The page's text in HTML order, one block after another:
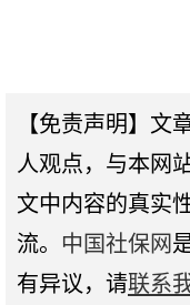
【免责声明】文
人观点，与本网
文中内容的真实
流。 中国社保网
有异议，请联系